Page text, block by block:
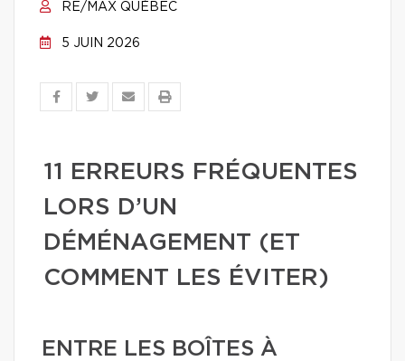
RE/MAX QUÉBEC
5 JUIN 2026
11 ERREURS FRÉQUENTES
LORS D’UN
DÉMÉNAGEMENT (ET
COMMENT LES ÉVITER)
ENTRE LES BOÎTES À